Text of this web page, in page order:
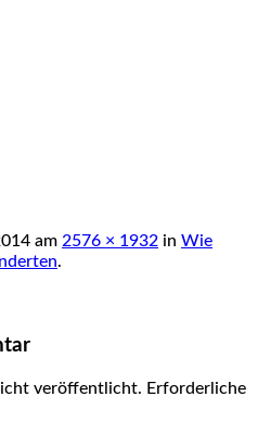
am 2576 × 1932 in Wie
.
veröffentlicht. Erforderliche